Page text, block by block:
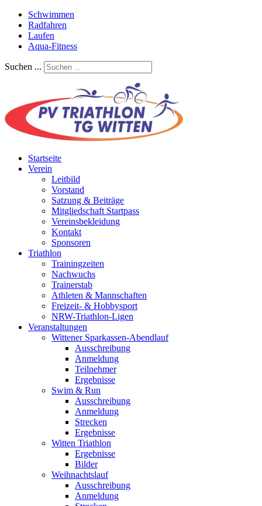
Schwimmen
Radfahren
Laufen
Aqua-Fitness
Suchen ...
Startseite
Verein
Leitbild
Vorstand
Satzung & Beiträge
Mitgliedschaft Startpass
Vereinsbekleidung
Kontakt
Sponsoren
Triathlon
Trainingzeiten
Nachwuchs
Trainerstab
Athleten & Mannschaften
Freizeit- & Hobbysport
NRW-Triathlon-Ligen
Veranstaltungen
Wittener Sparkassen-Abendlauf
Ausschreibung
Anmeldung
Teilnehmer
Ergebnisse
Swim & Run
Ausschreibung
Anmeldung
Strecken
Ergebnisse
Witten Triathlon
Ergebnisse
Bilder
Weihnachtslauf
Ausschreibung
Anmeldung